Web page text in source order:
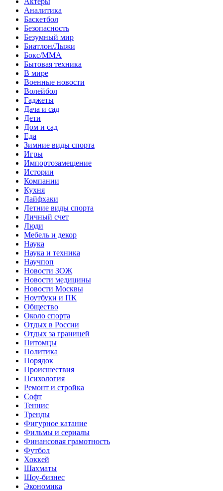
Аналитика
Баскетбол
Безопасность
Безумный мир
Биатлон/Лыжи
Бокс/MMA
Бытовая техника
В мире
Военные новости
Волейбол
Гаджеты
Дача и сад
Дети
Дом и сад
Еда
Зимние виды спорта
Игры
Импортозамещение
Истории
Компании
Кухня
Лайфхаки
Летние виды спорта
Личный счет
Люди
Мебель и декор
Наука
Наука и техника
Научпоп
Новости ЗОЖ
Новости медицины
Новости Москвы
Ноутбуки и ПК
Общество
Около спорта
Отдых в России
Отдых за границей
Питомцы
Политика
Порядок
Происшествия
Психология
Ремонт и стройка
Софт
Теннис
Тренды
Фигурное катание
Фильмы и сериалы
Финансовая грамотность
Футбол
Хоккей
Шахматы
Шоу-бизнес
Экономика